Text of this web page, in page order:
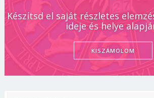
Készítsd el saját részletes
ideje és helye
KISZÁMOLOM